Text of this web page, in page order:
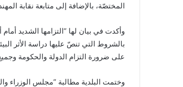
المختصّة، بالإضافة إلى متابعة نقابة
وأكدت في بيان لها “التزامها الشديد أمام
بالشروط التي تنصّ عليها دراسة الأثر
على ضرورة التزام الدولة والحكومة وجميع
وختمت البلدية مطالبة “مجلس الوزراء